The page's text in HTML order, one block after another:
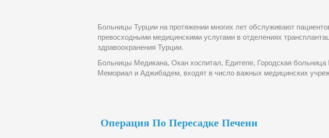
Больницы Турции на протяжении многих лет oбслуживают
превосходными медицинскими услугами в отделениях
здравоохранения Турции.
Больницы Медикана, Окан хоспитал, Едитепе, Городская
Мемориал и Аджибадем, входят в число важных медицинских
Операция По Пересадке Печени